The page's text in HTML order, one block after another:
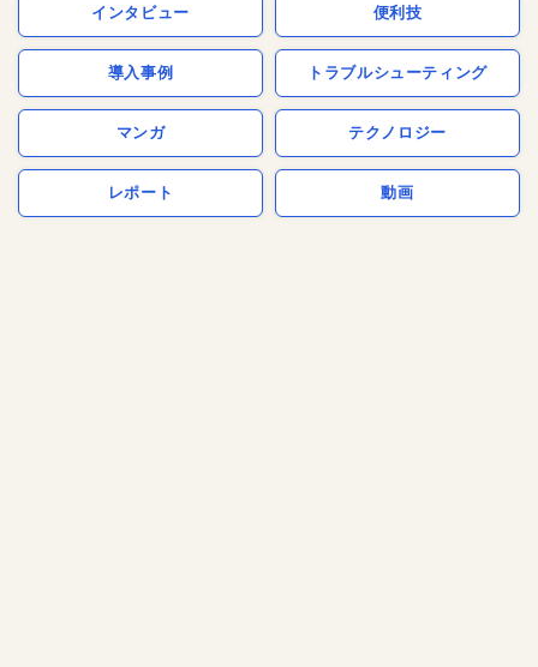
インタビュー 便利技
導入事例 トラブルシューティング
マンガ テクノロジー
レポート 動画